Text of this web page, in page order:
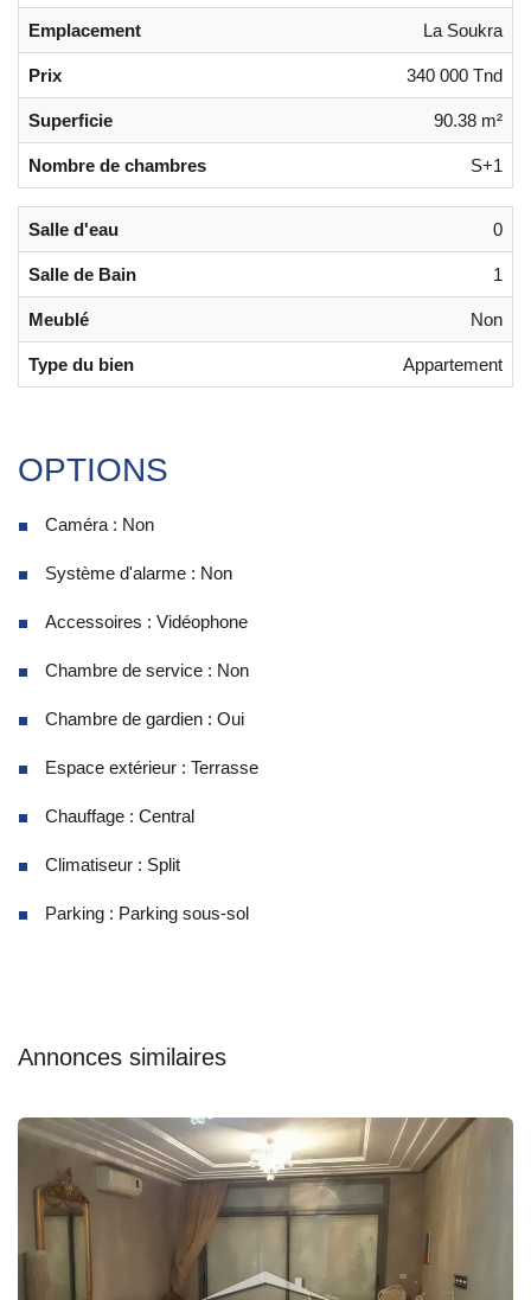
Emplacement La Soukra
Prix 340 000 Tnd
Superficie 90.38 m²
Nombre de chambres S+1
Salle d'eau 0
Salle de Bain 1
Meublé Non
Type du bien Appartement
OPTIONS
Caméra : Non
Système d'alarme : Non
Accessoires : Vidéophone
Chambre de service : Non
Chambre de gardien : Oui
Espace extérieur : Terrasse
Chauffage : Central
Climatiseur : Split
Parking : Parking sous-sol
Annonces similaires